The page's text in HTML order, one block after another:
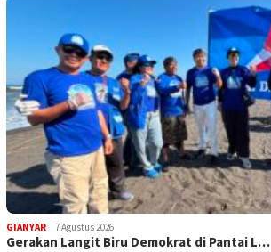
GIANYAR 7 Agustus 2026
Gerakan Langit Biru Demokrat di Pantai L…